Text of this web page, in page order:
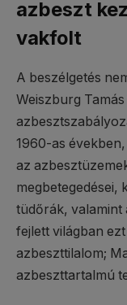
azbeszt
vakfolt
A beszélgetés
Weiszburg
1960-as
az
megbetegedései,
tüdőrák, valamint
fejlett világban
azbeszttilalom;
azbeszttartalmú